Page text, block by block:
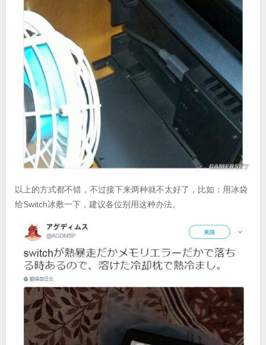
以上的方式都不错，不过接下来两种就不太好了，比如：用冰袋
给Switch冰敷一下，建议各位别用这种办法。